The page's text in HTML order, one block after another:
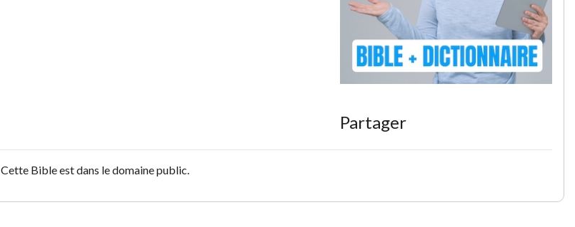
Partager
Cette Bible est dans le domaine public.